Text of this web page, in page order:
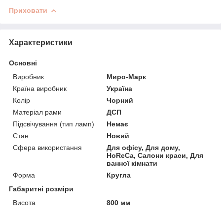
Приховати
Характеристики
Основні
Виробник
Миро-Марк
Країна виробник
Україна
Колір
Чорний
Матеріал рами
ДСП
Підсвічування (тип ламп)
Немає
Стан
Новий
Сфера використання
Для офісу, Для дому,
HoReCa, Салони краси, Для
ванної кімнати
Форма
Кругла
Габаритні розміри
Висота
800 мм